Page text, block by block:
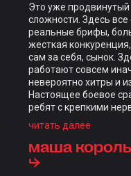
Это уже продвинутый
сложности. Здесь все
реальные брифы,
жесткая
сам за себя, сынок.
работают совсем
невероятно хитры и
Настоящее боевое
ребят с крепкими
месяцев Young Glory,
D&AD и, конечно же,
— Future Lions,
невероятную мощь.
читать далее
маша
⮡